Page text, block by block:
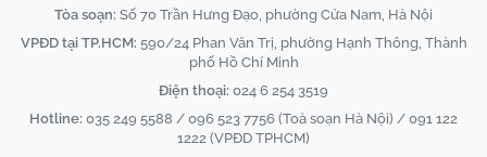
Tòa soạn: Số 70 Trần Hưng Đạo, phường Cửa Nam, Hà Nội
VPĐD tại TP.HCM: 590/24 Phan Văn Trị, phường Hạnh Thông, Thành
phố Hồ Chí Minh
Điện thoại: 024 6 254 3519
Hotline: 035 249 5588 / 096 523 7756 (Toà soạn Hà Nội) / 091 122
1222 (VPĐD TPHCM)